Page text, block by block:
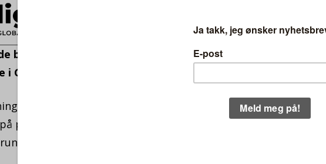
banen gir en generell reisetidsreduksjon på 20
Grenland og Vestfold.
tilbakelagt med en gang, men fra 9. desember
plass, og da vil for eksempel toget bruke kun 12
og Larvik.
8.